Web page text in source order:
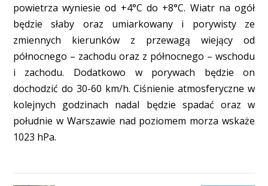
powietrza wyniesie od +4°C do +8°C. Wiatr na ogół
będzie słaby oraz umiarkowany i porywisty ze
zmiennych kierunków z przewagą wiejący od
północnego – zachodu oraz z północnego – wschodu
i zachodu. Dodatkowo w porywach będzie on
dochodzić do 30-60 km/h. Ciśnienie atmosferyczne w
kolejnych godzinach nadal będzie spadać oraz w
południe w Warszawie nad poziomem morza wskaże
1023 hPa.